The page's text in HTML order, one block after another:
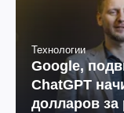
Технологии
Google,
ChatGPT
долларов за